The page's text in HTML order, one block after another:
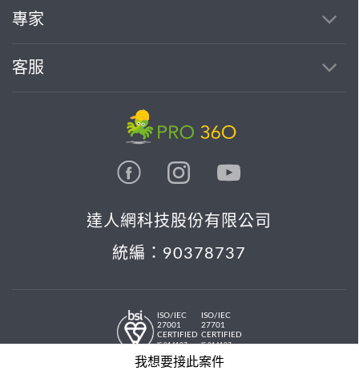
我想要接此案件
專家
客服
達人網科技股份有限公司
統編：90378737
ISO/IEC
27001
CERTIFIED
IS 814197
ISO/IEC
27701
CERTIFIED
IS 814197
© 2026 PRO36O. All rights reserved.